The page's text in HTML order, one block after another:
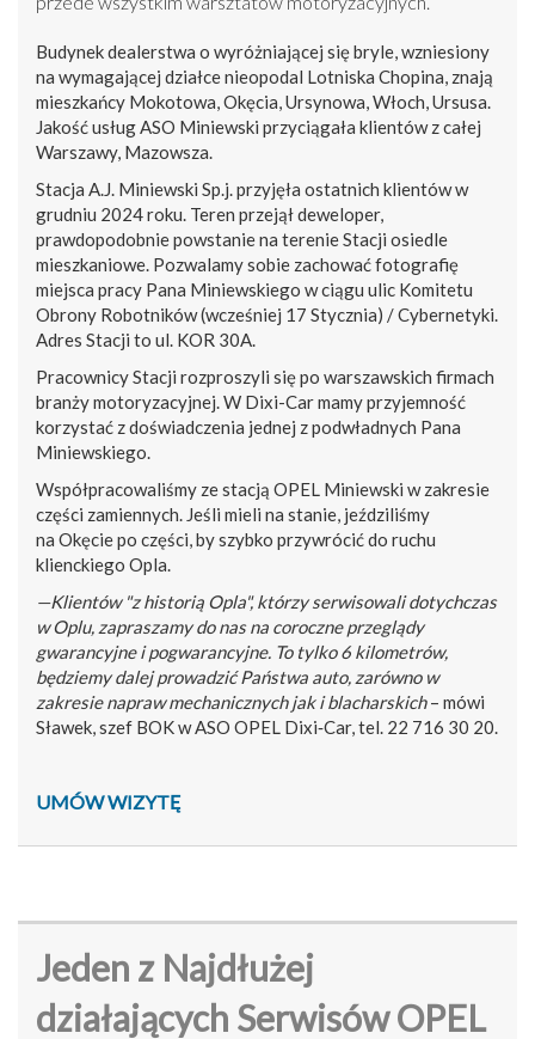
Budynek dealerstwa o wyróżniającej się bryle, wzniesiony
na wymagającej działce nieopodal Lotniska Chopina, znają
mieszkańcy Mokotowa, Okęcia, Ursynowa, Włoch, Ursusa.
Jakość usług ASO Miniewski przyciągała klientów z całej
Warszawy, Mazowsza.
Stacja A.J. Miniewski Sp.j. przyjęła ostatnich klientów w
grudniu 2024 roku. Teren przejął deweloper,
prawdopodobnie powstanie na terenie Stacji osiedle
mieszkaniowe. Pozwalamy sobie zachować fotografię
miejsca pracy Pana Miniewskiego w ciągu ulic Komitetu
Obrony Robotników (wcześniej 17 Stycznia) / Cybernetyki.
Adres Stacji to ul. KOR 30A.
Pracownicy Stacji rozproszyli się po warszawskich firmach
branży motoryzacyjnej. W Dixi-Car mamy przyjemność
korzystać z doświadczenia jednej z podwładnych Pana
Miniewskiego.
Współpracowaliśmy ze stacją OPEL Miniewski w zakresie
części zamiennych. Jeśli mieli na stanie, jeździliśmy
na Okęcie po części, by szybko przywrócić do ruchu
klienckiego Opla.
—Klientów "z historią Opla", którzy serwisowali dotychczas
w Oplu, zapraszamy do nas na coroczne przeglądy
gwarancyjne i pogwarancyjne. To tylko 6 kilometrów,
będziemy dalej prowadzić Państwa auto, zarówno w
zakresie napraw mechanicznych jak i blacharskich– mówi
Sławek, szef BOK w ASO OPEL Dixi‑Car, tel. 22 716 30 20.
UMÓW WIZYTĘ
Jeden z Najdłużej
działających Serwisów OPEL